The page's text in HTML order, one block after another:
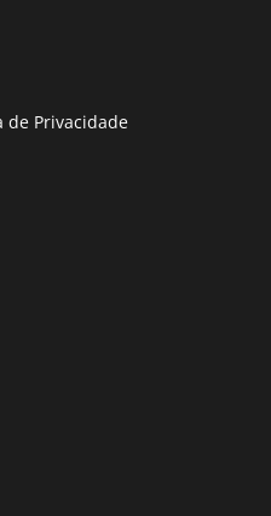
de Privacidade